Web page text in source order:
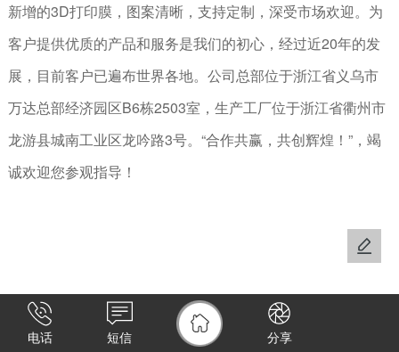
新增的3D打印膜，图案清晰，支持定制，深受市场欢迎。为
客户提供优质的产品和服务是我们的初心，经过近20年的发
展，目前客户已遍布世界各地。公司总部位于浙江省义乌市
万达总部经济园区B6栋2503室，生产工厂位于浙江省衢州市
龙游县城南工业区龙吟路3号。“合作共赢，共创辉煌！”，竭
诚欢迎您参观指导！
电话 短信 分享